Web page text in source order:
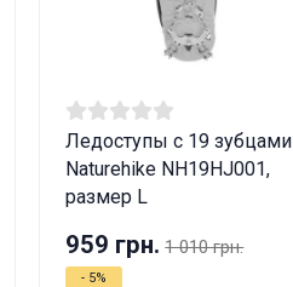
Ледоступы с 19 зубцами
Naturehike NH19HJ001,
размер L
959 грн. 1 010 грн.
- 5%